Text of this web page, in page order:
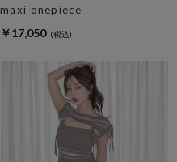
maxi onepiece
￥17,050